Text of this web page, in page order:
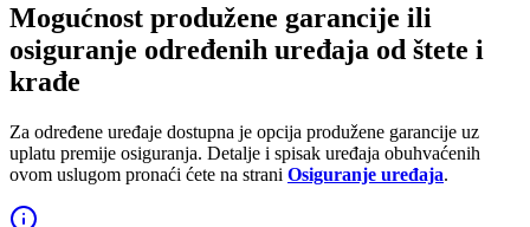
Mogućnost produžene garancije ili
osiguranje određenih uređaja od štete i
krađe
Za određene uređaje dostupna je opcija produžene garancije uz
uplatu premije osiguranja. Detalje i spisak uređaja obuhvaćenih
ovom uslugom pronaći ćete na strani Osiguranje uređaja.